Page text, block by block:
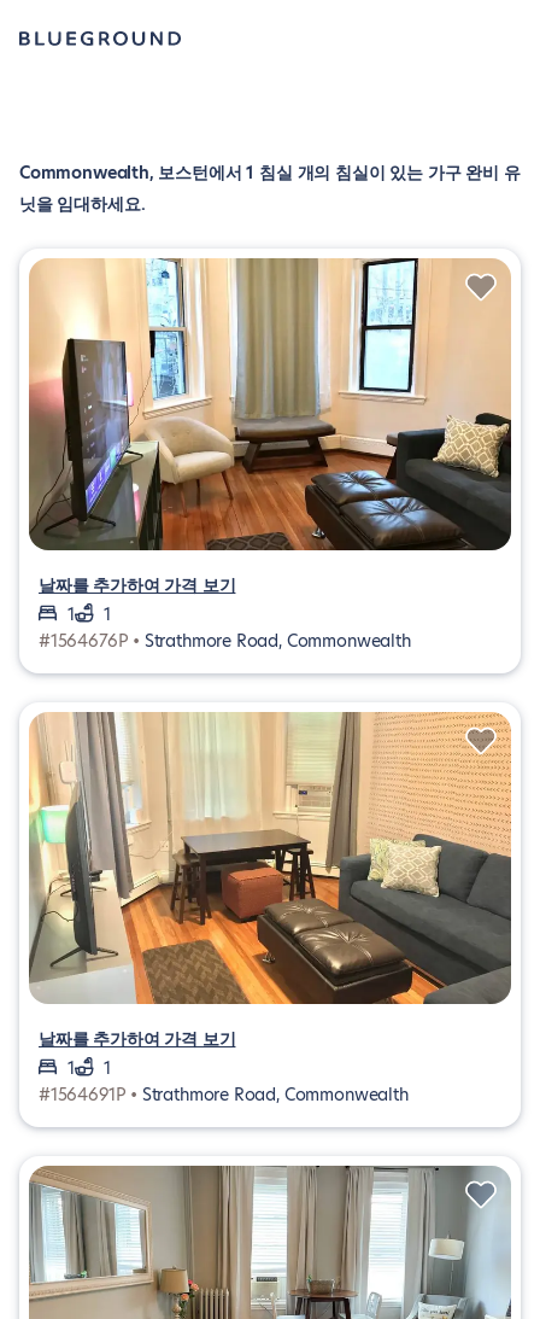
Commonwealth, 보스턴에서 1 침실 개의 침실이 있는 가구 완비 유
닛을 임대하세요.
날짜를 추가하여 가격 보기
1
1
#1564676P • Strathmore Road, Commonwealth
날짜를 추가하여 가격 보기
1
1
#1564691P • Strathmore Road, Commonwealth